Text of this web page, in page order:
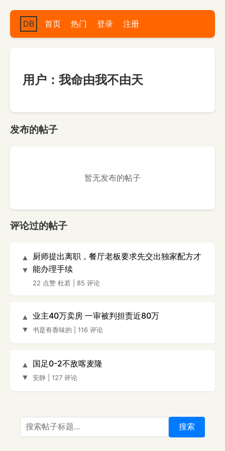
DB 首页 热门 登录 注册
用户：我命由我不由天
发布的帖子
暂无发布的帖子
评论过的帖子
▲
▼
厨师提出离职，餐厅老板要求先交出独家配方才
能办理手续
22 点赞 杜若 85 评论
▲
▼
业主40万卖房 一审被判担责近80万
书是有香味的 116 评论
▲
▼
国足0-2不敌喀麦隆
安静 127 评论
搜索